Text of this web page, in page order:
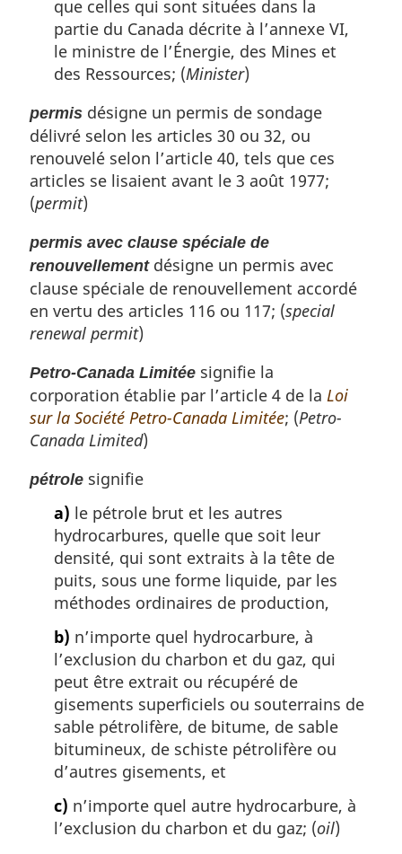
que celles qui sont situées dans la
partie du Canada décrite à l’annexe VI,
le ministre de l’Énergie, des Mines et
des Ressources; (Minister)
permis désigne un permis de sondage
délivré selon les articles 30 ou 32, ou
renouvelé selon l’article 40, tels que ces
articles se lisaient avant le 3 août 1977;
(permit)
permis avec clause spéciale de
renouvellementdésigne un permis avec
clause spéciale de renouvellement accordé
en vertu des articles 116 ou 117; (special
renewal permit)
Petro-Canada Limitée signifie la
corporation établie par l’article 4 de la Loi
sur la Société Petro-Canada Limitée; (Petro-
Canada Limited)
pétrole signifie
a) le pétrole brut et les autres
hydrocarbures, quelle que soit leur
densité, qui sont extraits à la tête de
puits, sous une forme liquide, par les
méthodes ordinaires de production,
b) n’importe quel hydrocarbure, à
l’exclusion du charbon et du gaz, qui
peut être extrait ou récupéré de
gisements superficiels ou souterrains de
sable pétrolifère, de bitume, de sable
bitumineux, de schiste pétrolifère ou
d’autres gisements, et
c) n’importe quel autre hydrocarbure, à
l’exclusion du charbon et du gaz; (oil)